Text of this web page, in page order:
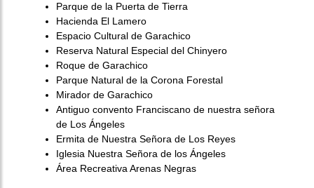
Parque de la Puerta de Tierra
Hacienda El Lamero
Espacio Cultural de Garachico
Reserva Natural Especial del Chinyero
Roque de Garachico
Parque Natural de la Corona Forestal
Mirador de Garachico
Antiguo convento Franciscano de nuestra señora
de Los Ángeles
Ermita de Nuestra Señora de Los Reyes
Iglesia Nuestra Señora de los Ángeles
Área Recreativa Arenas Negras